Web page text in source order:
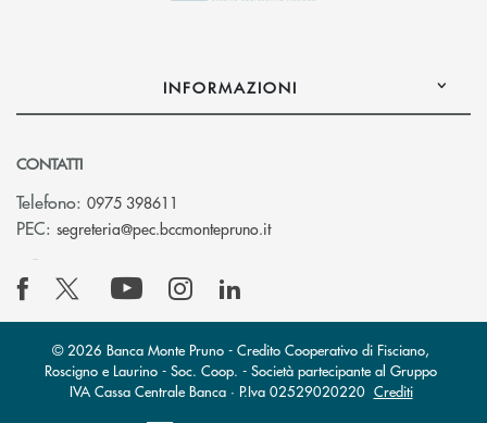
INFORMAZIONI
CONTATTI
Telefono: 0975 398611
PEC: segreteria@pec.bccmontepruno.it(si apre l’app di posta
© 2026 Banca Monte Pruno - Credito Cooperativo di Fisciano,
Roscigno e Laurino - Soc. Coop. - Società partecipante al Gruppo
IVA Cassa Centrale Banca · P.Iva 02529020220 Crediti